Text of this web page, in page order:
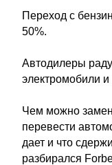
Переход с
50%.
Автодилеры
электромобили
Чем можно
перевести
дает и что
разбирался